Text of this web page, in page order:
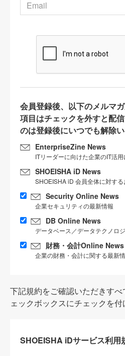
会員登録後、以下のメルマ
項目はチェックを外すと配
のは登録後にいつでも解除い
EnterpriseZine News
ITリーダーに向けた企業のIT活
SHOEISHA iD News
SHOEISHA iD 会員全体に対す
Security Online News
企業セキュリティの最新情報
DB Online News
データベース／データテクノロ
財務・会計Online News
企業の財務・会計に関する最新
下記規約をご確認いただきす
ェックボックスにチェックを付
SHOEISHA iDサービス利用